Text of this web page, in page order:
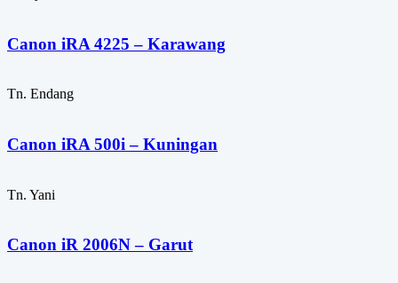
Canon iRA 4225 – Karawang
Tn. Endang
Canon iRA 500i – Kuningan
Tn. Yani
Canon iR 2006N – Garut